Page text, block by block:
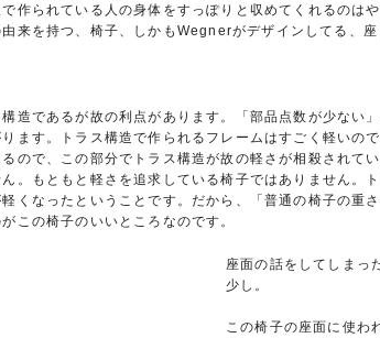
作られている人の身体をすっぽりと収めてくれるのは
来を持つ、椅子、しかもWegnerがデザインしてる、
造であるが故の利点があります。「部品点数が少ない
ります。トラス構造で作られるフレームはすごく軽いの
ので、この部分でトラス構造が故の軽さが相殺されて
。もともと軽さを追求している椅子ではありません。
くなったということです。だから、「普通の椅子の重
この椅子のいいところなのです。
座面の話をしてしまっ
少し。
この椅子の座面に使わ